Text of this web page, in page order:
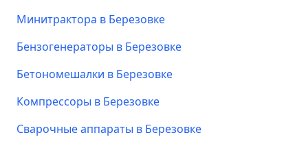
Минитрактора в Березовке
Бензогенераторы в Березовке
Бетономешалки в Березовке
Компрессоры в Березовке
Сварочные аппараты в Березовке